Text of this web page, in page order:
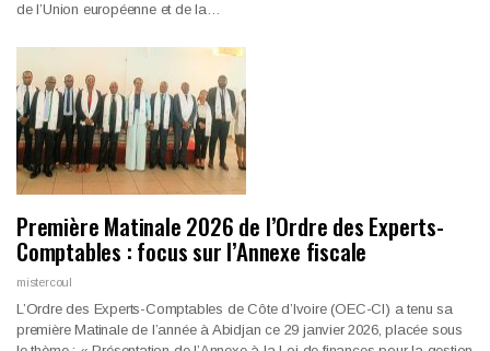
de l’Union européenne et de la…
Première Matinale 2026 de l’Ordre des Experts-
Comptables : focus sur l’Annexe fiscale
mistercoul
L’Ordre des Experts-Comptables de Côte d’Ivoire (OEC-CI) a tenu sa
première Matinale de l’année à Abidjan ce 29 janvier 2026, placée sous